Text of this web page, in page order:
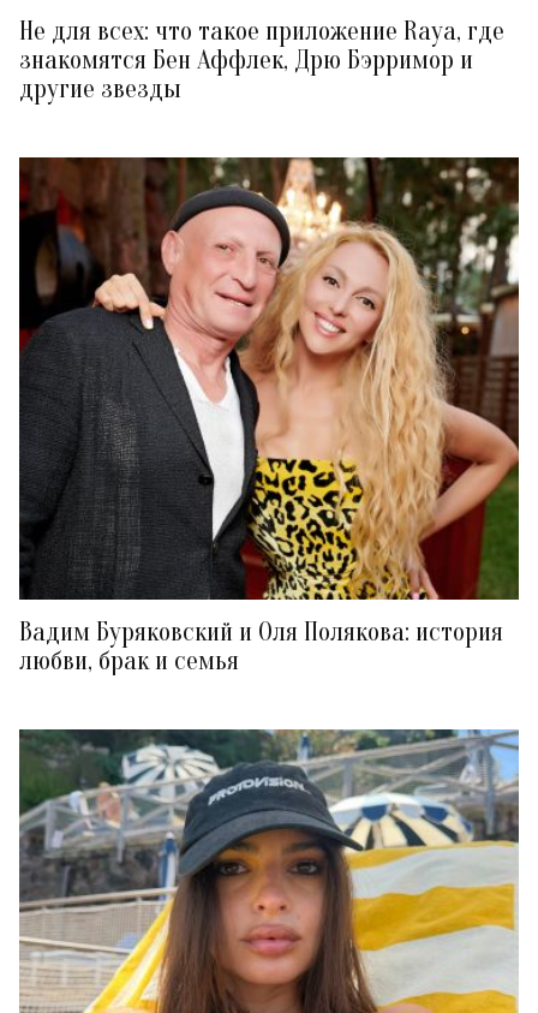
Не для всех: что такое приложение Raya, где
знакомятся Бен Аффлек, Дрю Бэрримор и
другие звезды
Вадим Буряковский и Оля Полякова: история
любви, брак и семья